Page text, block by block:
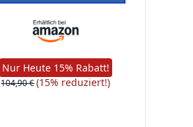
Nur Heute 15% Rabatt!
104,90 €(15% reduziert!)